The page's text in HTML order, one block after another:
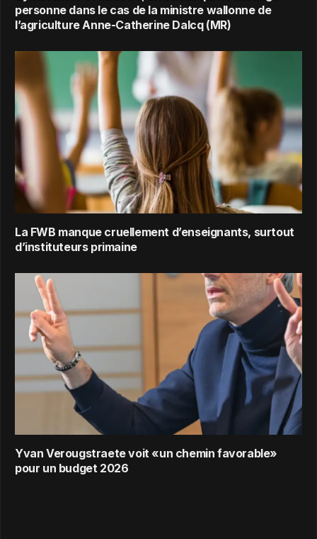
personne dans le cas de la ministre wallonne de
l’agriculture Anne-Catherine Dalcq (MR)
La FWB manque cruellement d’enseignants, surtout
d’instituteurs primaine
Yvan Verougstraete voit «un chemin favorable»
pour un budget 2026